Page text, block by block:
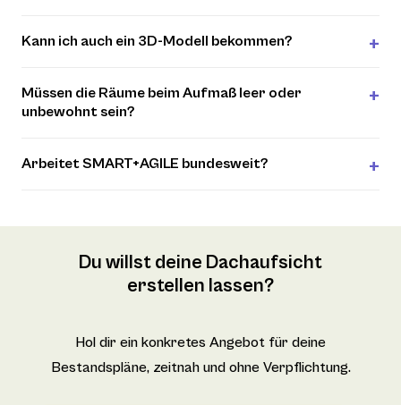
Kann ich auch ein 3D-Modell bekommen?
Müssen die Räume beim Aufmaß leer oder
unbewohnt sein?
Arbeitet SMART+AGILE bundesweit?
Du willst deine Dachaufsicht
erstellen lassen?
Hol dir ein konkretes Angebot für deine
Bestandspläne, zeitnah und ohne Verpflichtung.